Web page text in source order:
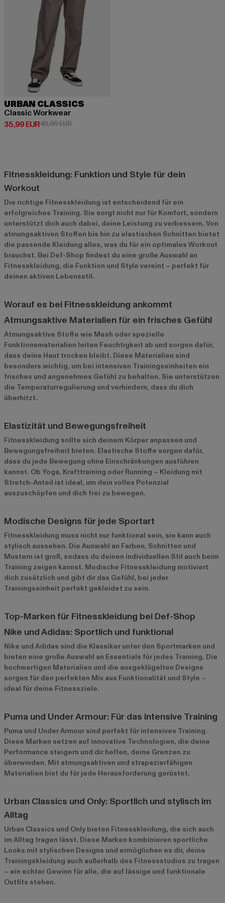
URBAN CLASSICS
Classic Workwear
35,99 EUR
Derzeitiger Preis: 35,99 EUR
49,99 EURAktionspreis: 49,99 EUR
Fitnesskleidung: Funktion und Style für dein
Workout
Die richtige Fitnesskleidung ist entscheidend für ein
erfolgreiches Training. Sie sorgt nicht nur für Komfort, sondern
unterstützt dich auch dabei, deine Leistung zu verbessern. Von
atmungsaktiven Stoffen bis hin zu elastischen Schnitten bietet
die passende Kleidung alles, was du für ein optimales Workout
brauchst. Bei Def-Shop findest du eine große Auswahl an
Fitnesskleidung, die Funktion und Style vereint – perfekt für
deinen aktiven Lebensstil.
Worauf es bei Fitnesskleidung ankommt
Atmungsaktive Materialien für ein frisches Gefühl
Atmungsaktive Stoffe wie Mesh oder spezielle
Funktionsmaterialien leiten Feuchtigkeit ab und sorgen dafür,
dass deine Haut trocken bleibt. Diese Materialien sind
besonders wichtig, um bei intensiven Trainingseinheiten ein
frisches und angenehmes Gefühl zu behalten. Sie unterstützen
die Temperaturregulierung und verhindern, dass du dich
überhitzt.
Elastizität und Bewegungsfreiheit
Fitnesskleidung sollte sich deinem Körper anpassen und
Bewegungsfreiheit bieten. Elastische Stoffe sorgen dafür,
dass du jede Bewegung ohne Einschränkungen ausführen
kannst. Ob Yoga, Krafttraining oder Running – Kleidung mit
Stretch-Anteil ist ideal, um dein volles Potenzial
auszuschöpfen und dich frei zu bewegen.
Modische Designs für jede Sportart
Fitnesskleidung muss nicht nur funktional sein, sie kann auch
stylisch aussehen. Die Auswahl an Farben, Schnitten und
Mustern ist groß, sodass du deinen individuellen Stil auch beim
Training zeigen kannst. Modische Fitnesskleidung motiviert
dich zusätzlich und gibt dir das Gefühl, bei jeder
Trainingseinheit perfekt gekleidet zu sein.
Top-Marken für Fitnesskleidung bei Def-Shop
Nike und Adidas: Sportlich und funktional
Nike und Adidas sind die Klassiker unter den Sportmarken und
bieten eine große Auswahl an Essentials für jedes Training. Die
hochwertigen Materialien und die ausgeklügelten Designs
sorgen für den perfekten Mix aus Funktionalität und Style –
ideal für deine Fitnessziele.
Puma und Under Armour: Für das intensive Training
Puma und Under Armour sind perfekt für intensives Training.
Diese Marken setzen auf innovative Technologien, die deine
Performance steigern und dir helfen, deine Grenzen zu
überwinden. Mit atmungsaktiven und strapazierfähigen
Materialien bist du für jede Herausforderung gerüstet.
Urban Classics und Only: Sportlich und stylisch im
Alltag
Urban Classics und Only bieten Fitnesskleidung, die sich auch
im Alltag tragen lässt. Diese Marken kombinieren sportliche
Looks mit stylischen Designs und ermöglichen es dir, deine
Trainingskleidung auch außerhalb des Fitnessstudios zu tragen
– ein echter Gewinn für alle, die auf lässige und funktionale
Outfits stehen.